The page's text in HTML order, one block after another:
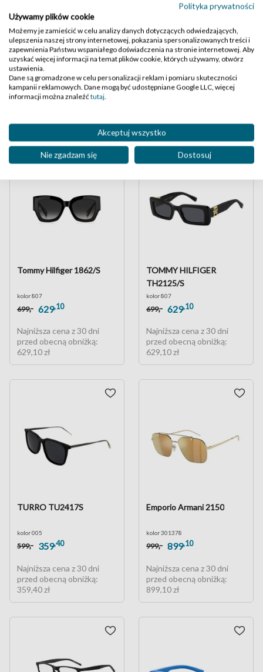
Ray-Ban 3741 EMY BIO-
BASED PULSE
kolor 003/9A
999,- 899
Najniższa cena z 30 dni
Ray-Ban 3741 EMY BIO-
BASED PULSE
kolor 003/80
Najniższa cena z 30 dni
Tommy Hilfiger 1862/S
kolor 807
699,- 629,10
Najniższa cena z 30 dni
przed obecną obniżką:
629,10 zł
TOMMY HILFIGER
TH2125/S
kolor 807
699,- 629,10
Najniższa cena z 30 dni
przed obecną obniżką:
629,10 zł
TURRO TU2417S
kolor 005
599,- 359,40
Najniższa cena z 30 dni
przed obecną obniżką:
359,40 zł
Emporio Armani 2150
kolor 301378
999,- 899,10
Najniższa cena z 30 dni
przed obecną obniżką:
899,10 zł
Polityka prywatności
Używamy plików cookie
Możemy je zamieścić w celu analizy danych dotyczących odwiedzających,
ulepszenia naszej strony internetowej, pokazania spersonalizowanych treści i
zapewnienia Państwu wspaniałego doświadczenia na stronie internetowej. Aby
uzyskać więcej informacji na temat plików cookie, których używamy, otwórz
ustawienia.
Dane są gromadzone w celu personalizacji reklam i pomiaru skuteczności
kampanii reklamowych. Dane mogą być udostępniane Google LLC, więcej
informacji można znaleźćtutaj.
Akceptuj wszystko
Nie zgadzam się Dostosuj